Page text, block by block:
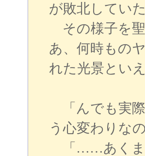
が敗北していた
その様子を聖
あ、何時もの
れた光景といえ
「んでも実
う心変わりなの
「……あくま